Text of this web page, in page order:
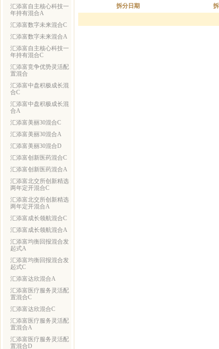
汇添富自主核心科技一
年持有混合A
汇添富数字未来混合C
汇添富数字未来混合A
汇添富自主核心科技一
年持有混合C
汇添富竞争优势灵活配
置混合
汇添富中盘积极成长混
合C
汇添富中盘积极成长混
合A
汇添富美丽30混合C
汇添富美丽30混合A
汇添富美丽30混合D
汇添富创新医药混合C
汇添富创新医药混合A
汇添富北交所创新精选
两年定开混合C
汇添富北交所创新精选
两年定开混合A
汇添富成长领航混合C
汇添富成长领航混合A
汇添富均衡回报混合发
起式A
汇添富均衡回报混合发
起式C
汇添富达欣混合A
汇添富医疗服务灵活配
置混合C
汇添富达欣混合C
汇添富医疗服务灵活配
置混合A
汇添富医疗服务灵活配
置混合D
拆分日期